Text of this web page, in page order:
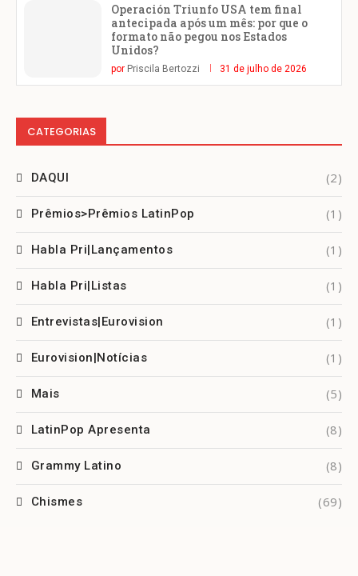
Operación Triunfo USA tem final
antecipada após um mês: por que o
formato não pegou nos Estados
Unidos?
por Priscila Bertozzi 31 de julho de 2026
CATEGORIAS
DAQUI (2)
Prêmios>Prêmios LatinPop (1)
Habla Pri|Lançamentos (1)
Habla Pri|Listas (1)
Entrevistas|Eurovision (1)
Eurovision|Notícias (1)
Mais (5)
LatinPop Apresenta (8)
Grammy Latino (8)
Chismes (69)